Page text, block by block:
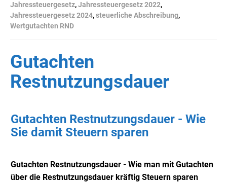
Jahressteuergesetz,Jahressteuergesetz 2022,
Jahressteuergesetz 2024,steuerliche Abschreibung,
Wertgutachten RND
Gutachten
Restnutzungsdauer
Gutachten Restnutzungsdauer - Wie
Sie damit Steuern sparen
Gutachten Restnutzungsdauer - Wie man mit Gutachten
über die Restnutzungsdauer kräftig Steuern sparen